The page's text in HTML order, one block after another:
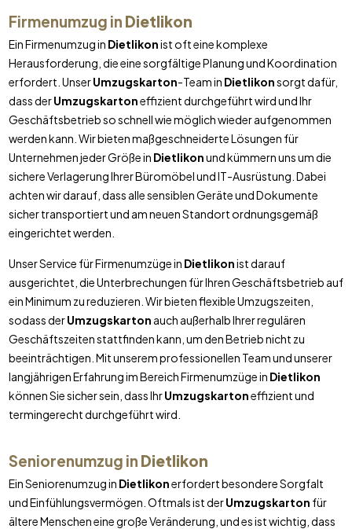
Firmenumzug in Dietlikon
Ein Firmenumzug in Dietlikonist oft eine komplexe
Herausforderung, die eine sorgfältige Planung und Koordination
erfordert. UnserUmzugskarton-Team in Dietlikonsorgt dafür,
dass derUmzugskartoneffizient durchgeführt wird und Ihr
Geschäftsbetrieb so schnell wie möglich wieder aufgenommen
werden kann. Wir bieten maßgeschneiderte Lösungen für
Unternehmen jeder Größe in Dietlikonund kümmern uns um die
sichere Verlagerung Ihrer Büromöbel und IT-Ausrüstung. Dabei
achten wir darauf, dass alle sensiblen Geräte und Dokumente
sicher transportiert und am neuen Standort ordnungsgemäß
eingerichtet werden.
Unser Service für Firmenumzüge in Dietlikonist darauf
ausgerichtet, die Unterbrechungen für Ihren Geschäftsbetrieb auf
ein Minimum zu reduzieren. Wir bieten flexible Umzugszeiten,
sodass derUmzugskarton auch außerhalb Ihrer regulären
Geschäftszeiten stattfinden kann, um den Betrieb nicht zu
beeinträchtigen. Mit unserem professionellen Team und unserer
langjährigen Erfahrung im Bereich Firmenumzüge in Dietlikon
können Sie sicher sein, dass IhrUmzugskartoneffizient und
termingerecht durchgeführt wird.
Seniorenumzug in Dietlikon
Ein Seniorenumzug in Dietlikonerfordert besondere Sorgfalt
und Einfühlungsvermögen. Oftmals ist derUmzugskarton für
ältere Menschen eine große Veränderung, und es ist wichtig, dass